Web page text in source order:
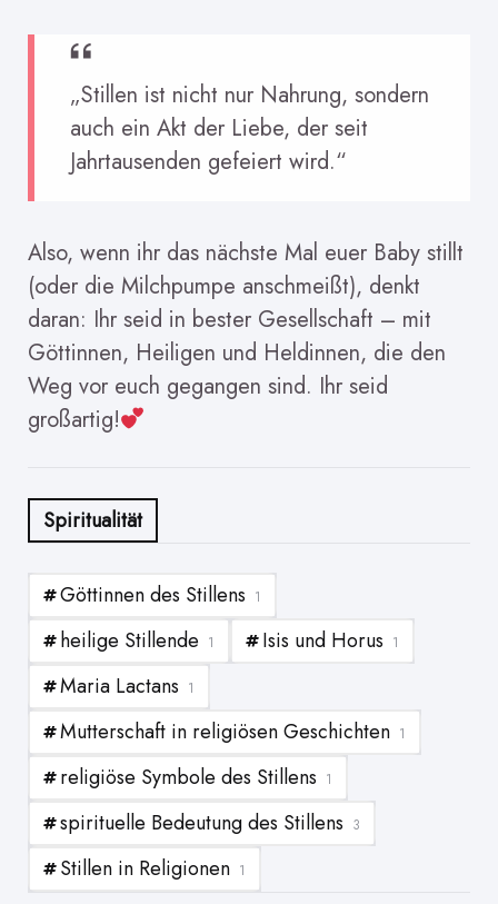
„Stillen ist nicht nur Nahrung, sondern
auch ein Akt der Liebe, der seit
Jahrtausenden gefeiert wird.“
Also, wenn ihr das nächste Mal euer Baby stillt
(oder die Milchpumpe anschmeißt), denkt
daran: Ihr seid in bester Gesellschaft – mit
Göttinnen, Heiligen und Heldinnen, die den
Weg vor euch gegangen sind. Ihr seid
großartig!
Spiritualität
Göttinnen des Stillens 1
heilige Stillende 1 Isis und Horus 1
Maria Lactans 1
Mutterschaft in religiösen Geschichten 1
religiöse Symbole des Stillens 1
spirituelle Bedeutung des Stillens 3
Stillen in Religionen 1